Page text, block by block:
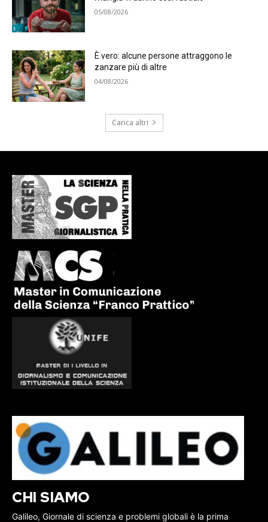
05/08/2026
È vero: alcune persone attraggono le
zanzare più di altre
04/08/2026
Carica altri
CHI SIAMO
Galileo, Giornale di scienza e problemi globali è la prima